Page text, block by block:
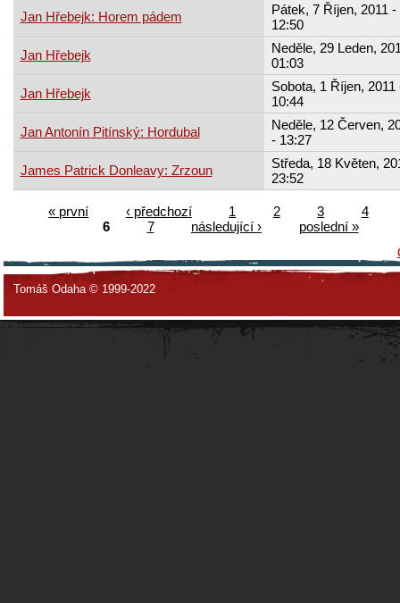
Jan Hřebejk: Horem pádem
Pátek, 7 Říjen, 2011 -
12:50
Jan Hřebejk
Neděle, 29 Leden,
01:03
Jan Hřebejk
Sobota, 1 Říjen, 2011
10:44
Jan Antonín Pitínský: Hordubal
Neděle, 12 Červen,
- 13:27
James Patrick Donleavy: Zrzoun
Středa, 18 Květen,
23:52
« první ‹ předchozí 1 2 3
4
6
7 následující ›
poslední »
Tomáš Odaha © 1999-2022